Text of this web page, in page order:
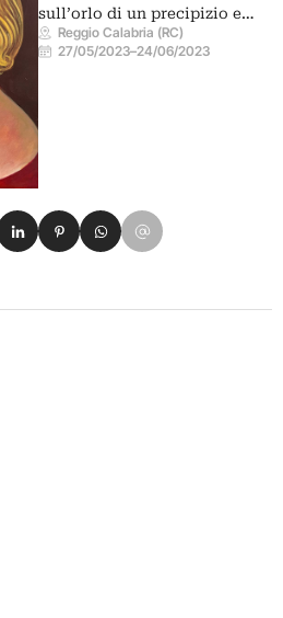
sull’orlo di un precipizio e…
Reggio Calabria (RC)
27/05/2023–24/06/2023
Facebook
su Xsu LinkedIn
Condividi su Pinterest
Condividi su WhatsApp
Condividi su Email